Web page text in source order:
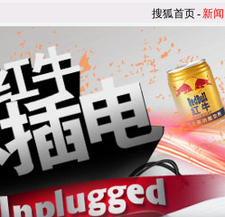
搜狐首页-新闻